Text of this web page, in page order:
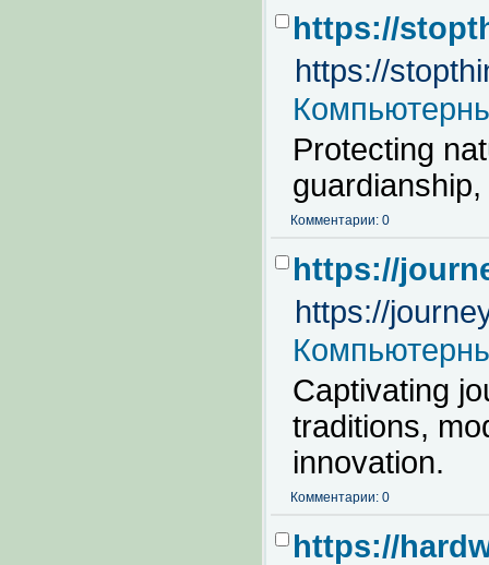
https://
https://
Protecting
Комментарии: 0
https://
https://
Captivating
traditions,
innovation.
Комментарии: 0
https://